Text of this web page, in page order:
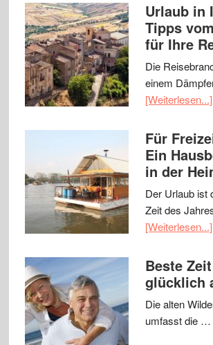
Urlaub in
Tipps
für Ihre
Die
einem
[Weiterlesen...]
Für
Ein
in der
Der Urlaub ist
Zeit des
[Weiterlesen...]
Beste
glücklich
Die alten
umfasst die …